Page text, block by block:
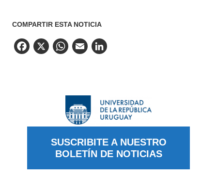
COMPARTIR ESTA NOTICIA
Facebook
X WhatsApp
Email
SUSCRIBITE A NUESTRO
BOLETÍN DE NOTICIAS